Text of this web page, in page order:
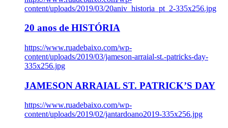
content/uploads/2019/03/20aniv_historia_pt_2-335x256.jpg
20 anos de HISTÓRIA
https://www.ruadebaixo.com/wp-
content/uploads/2019/03/jameson-arraial-st.-patricks-day-
335x256.jpg
JAMESON ARRAIAL ST. PATRICK’S DAY
https://www.ruadebaixo.com/wp-
content/uploads/2019/02/jantardoano2019-335x256.jpg